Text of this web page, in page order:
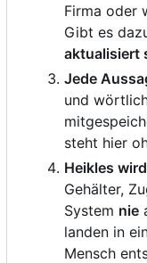
Firma oder
Gibt es
aktualisiert
Jede
und
steht hier
Heikles
Gehälter,
System nie
landen in
Mensch